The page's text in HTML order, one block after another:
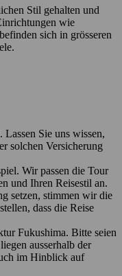
Stil gehalten und
wie
sich in grösseren
Sie uns wissen,
solchen Versicherung
Wir passen die Tour
und Ihren Reisestil an.
setzen, stimmen wir die
dass die Reise
Fukushima. Bitte seien
ausserhalb der
im Hinblick auf